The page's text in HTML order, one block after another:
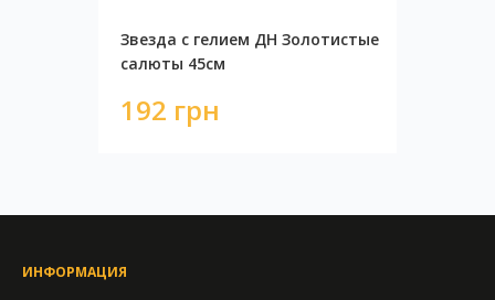
Звезда с гелием ДН Золотистые
салюты 45см
192 грн
ИНФОРМАЦИЯ